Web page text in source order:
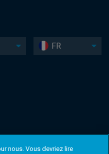
FR
nous. Vous devriez lire